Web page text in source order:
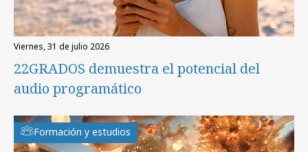
viernes, 31 de julio 2026
22GRADOS demuestra el potencial del
audio programático
Formación y estudios